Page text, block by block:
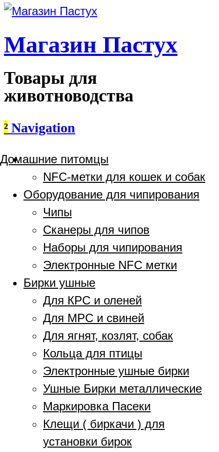
Магазин Пастух
Товары для
животноводства
² Navigation
Домашние питомцы
NFC-метки для кошек и собак
Оборудование для чипирования
Чипы
Сканеры для чипов
Наборы для чипирования
Электронные NFC метки
Бирки ушные
Для КРС и оленей
Для МРС и свиней
Для ягнят, козлят, собак
Кольца для птицы
Электронные ушные бирки
Ушные Бирки металлические
Маркировка Пасеки
Клещи ( биркачи ) для
установки бирок